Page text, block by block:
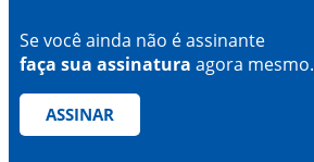
Se você ainda não é assinante
faça sua assinatura agora mesmo.
ASSINAR